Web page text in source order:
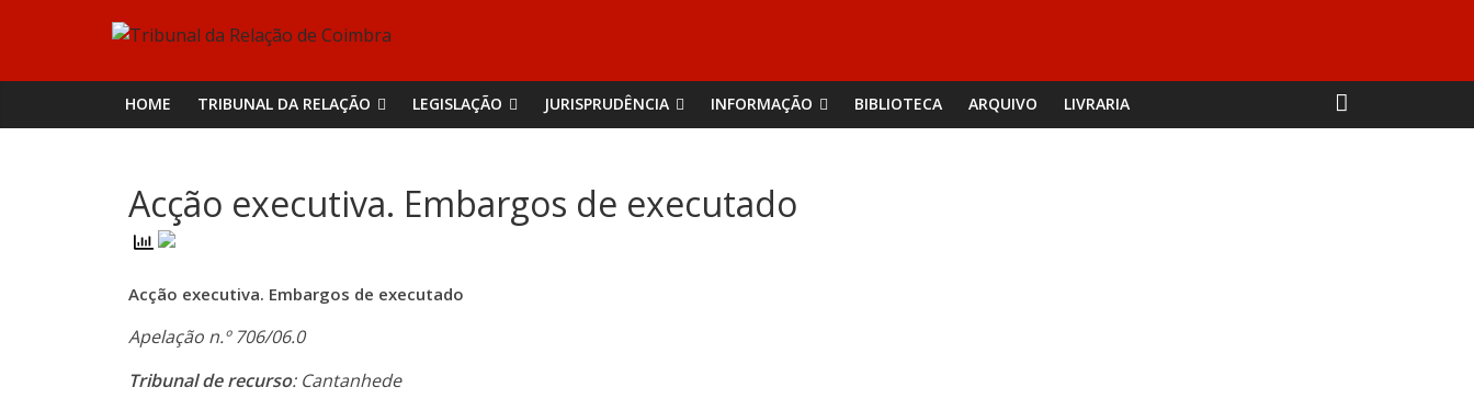
Tribunal
da
de
Coimbra
HOME TRIBUNAL DA RELAÇÃO LEGISLAÇÃO JURISPRUDÊNCIA INFORMAÇÃO BIBLIOTECA ARQUIVO LIVRARIA
Acção executiva. Embargos de executado
Acção executiva. Embargos de executado
Apelação n.º 706/06.0
Tribunal de recurso: Cantanhede